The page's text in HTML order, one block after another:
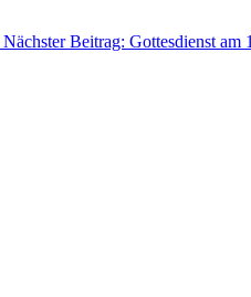
Nächster Beitrag: Gottesdienst